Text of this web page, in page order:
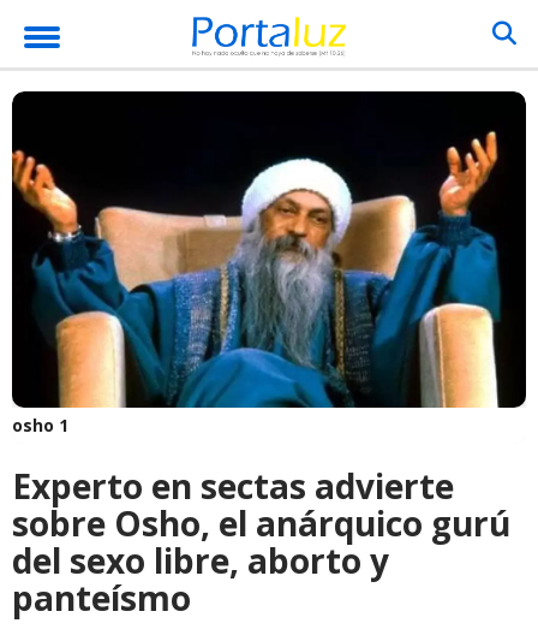
osho 1
Experto en sectas advierte
sobre Osho, el anárquico gurú
del sexo libre, aborto y
panteísmo